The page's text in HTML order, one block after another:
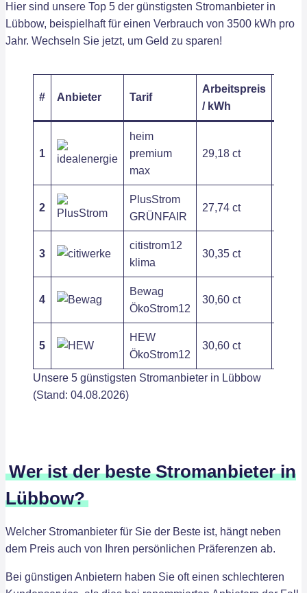
Hier sind unsere Top 5 der günstigsten Stromanbieter in
Lübbow, beispielhaft für einen Verbrauch von 3500 kWh pro
Jahr. Wechseln Sie jetzt, um Geld zu sparen!
# Anbieter Tarif
Arbeitspreis
/ kWh
1
heim
premium
max
29,18 ct
2
PlusStrom
GRÜNFAIR
27,74 ct
3
citistrom12
klima
30,35 ct
4
Bewag
ÖkoStrom12
30,60 ct
5
HEW
ÖkoStrom12
30,60 ct
Unsere 5 günstigsten Stromanbieter in Lübbow
(Stand: 04.08.2026)
Wer ist der beste Stromanbieter in
Lübbow?
Welcher Stromanbieter für Sie der Beste ist, hängt neben
dem Preis auch von Ihren persönlichen Präferenzen ab.
Bei günstigen Anbietern haben Sie oft einen schlechteren